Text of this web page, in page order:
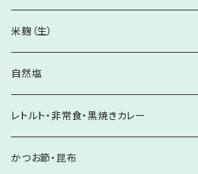
米麹（生）
自然塩
レトルト・非常食・黒焼きカレー
かつお節・昆布